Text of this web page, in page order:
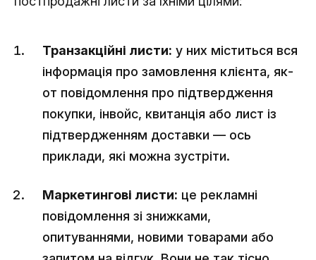
Транзакційні листи: у них міститься вся
інформація про замовлення клієнта, як-
от повідомлення про підтвердження
покупки, інвойс, квитанція або лист із
підтвердженням доставки — ось
приклади, які можна зустріти.
Маркетингові листи: це рекламні
повідомлення зі знижками,
опитуваннями, новими товарами або